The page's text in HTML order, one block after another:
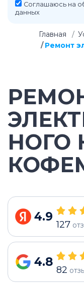
Соглашаюсь на
данных
Главная
Ремонт
НОГО
4.9
127
4.8
82